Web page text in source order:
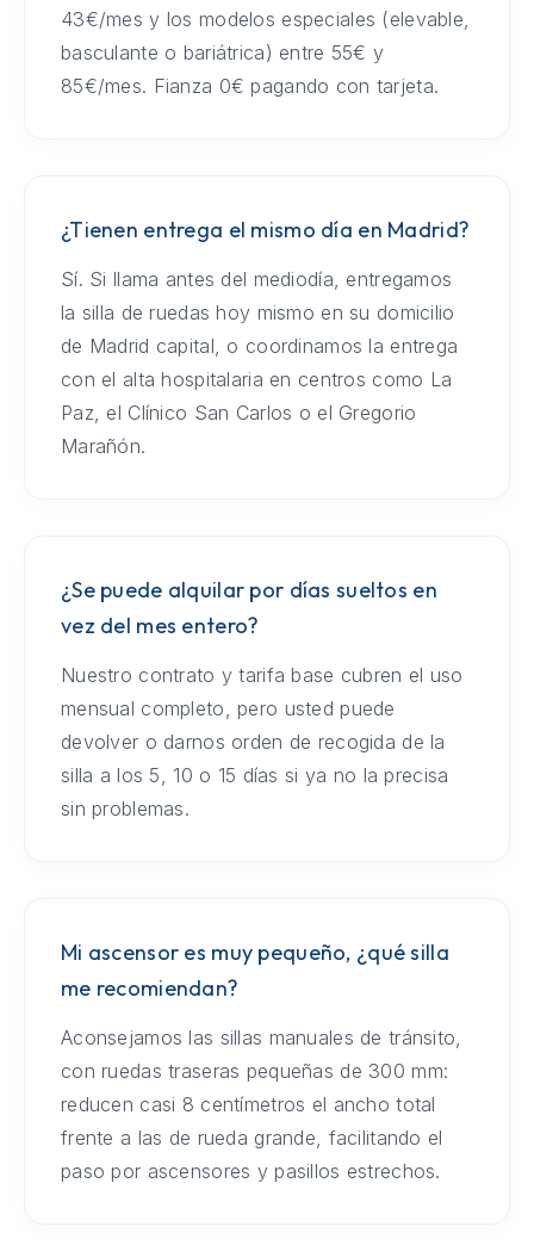
43€/mes y los modelos especiales (elevable,
basculante o bariátrica) entre 55€ y
85€/mes. Fianza 0€ pagando con tarjeta.
¿Tienen entrega el mismo día en Madrid?
Sí. Si llama antes del mediodía, entregamos
la silla de ruedas hoy mismo en su domicilio
de Madrid capital, o coordinamos la entrega
con el alta hospitalaria en centros como La
Paz, el Clínico San Carlos o el Gregorio
Marañón.
¿Se puede alquilar por días sueltos en
vez del mes entero?
Nuestro contrato y tarifa base cubren el uso
mensual completo, pero usted puede
devolver o darnos orden de recogida de la
silla a los 5, 10 o 15 días si ya no la precisa
sin problemas.
Mi ascensor es muy pequeño, ¿qué silla
me recomiendan?
Aconsejamos las sillas manuales de tránsito,
con ruedas traseras pequeñas de 300 mm:
reducen casi 8 centímetros el ancho total
frente a las de rueda grande, facilitando el
paso por ascensores y pasillos estrechos.